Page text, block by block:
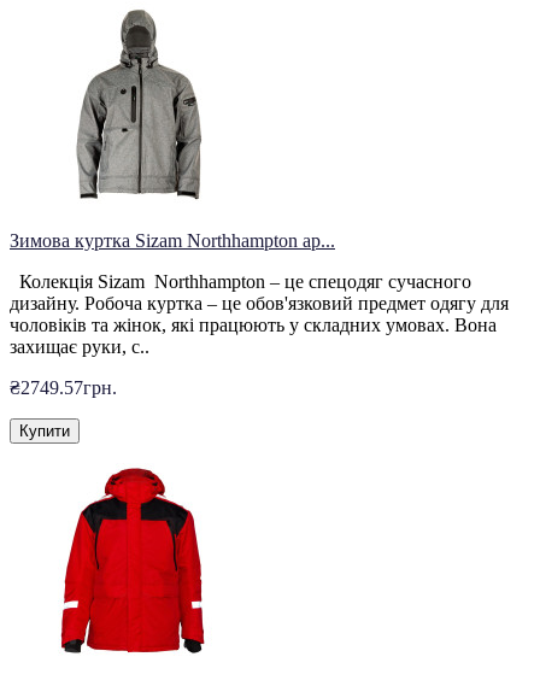
Зимова куртка Sizam Northhampton ар...
Колекція Sizam Northhampton – це спецодяг сучасного
дизайну. Робоча куртка – це обов'язковий предмет одягу для
чоловіків та жінок, які працюють у складних умовах. Вона
захищає руки, с..
₴2749.57грн.
Купити